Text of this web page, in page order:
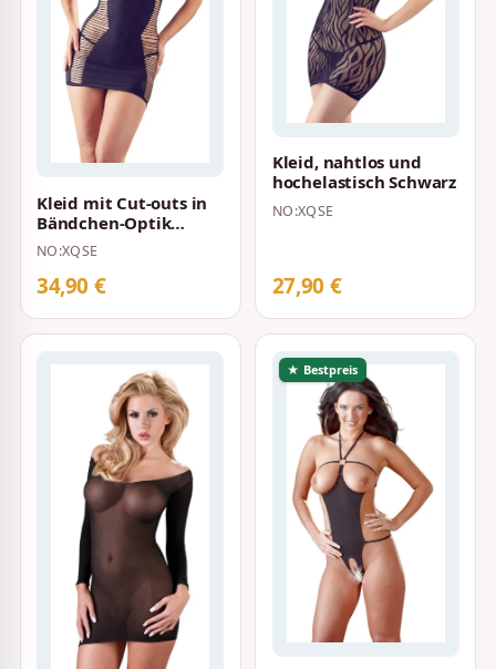
Kleid mit Cut-outs in
Bändchen-Optik
Schwarz
NO:XQSE
34,90 €
Kleid, nahtlos und
hochelastisch Schwarz
NO:XQSE
27,90 €
★ Bestpreis